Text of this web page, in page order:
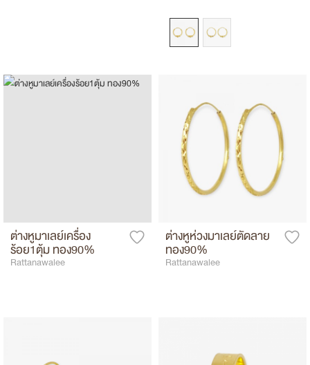
ต่างหูมาเลย์เครื่อง
ร้อย1ตุ้ม ทอง90%
Rattanawalee
ต่างหูห่วงมาเลย์ตัดลาย
ทอง90%
Rattanawalee